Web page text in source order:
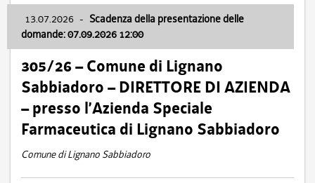
13.07.2026 - Scadenza della presentazione delle
domande: 07.09.2026 12:00
305/26 – Comune di Lignano
Sabbiadoro – DIRETTORE DI AZIENDA
– presso l’Azienda Speciale
Farmaceutica di Lignano Sabbiadoro
Comune di Lignano Sabbiadoro